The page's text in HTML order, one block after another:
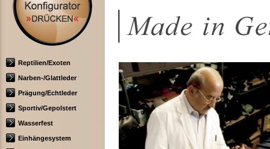
Reptilien/Exoten
Narben-/Glattleder
Prägung/Echtleder
Sportiv/Gepolstert
Wasserfest
Einhängesystem